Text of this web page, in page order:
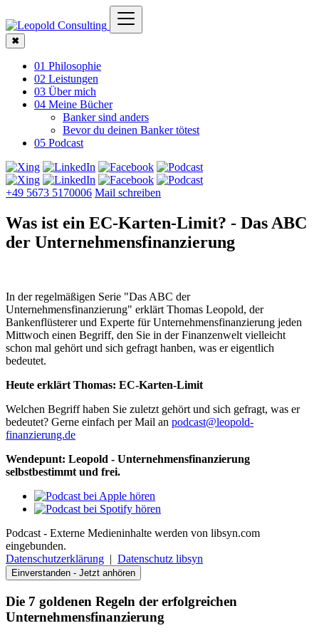
✖
01 Philosophie
02 Leistungen
03 Über mich
04 Meine Bücher
Banker sind anders
Bevor du deinen Banker tötest
05 Podcast
+49 5673 5170006 Mail schreiben
Was ist ein EC-Karten-Limit? - Das ABC
der Unternehmens­finanzierung
In der regelmäßigen Serie "Das ABC der
Unternehmensfinanzierung" erklärt Thomas Leopold, der
Bankenflüsterer und Experte für Unternehmensfinanzierung jeden
Mittwoch einen Begriff, den Sie in der Finanzenwelt vielleicht
schon mal gehört und sich gefragt hanben, was er eigentlich
bedeutet.
Heute erklärt Thomas: EC-Karten-Limit
Welchen Begriff haben Sie zuletzt gehört und sich gefragt, was er
bedeutet? Gerne einfach per Mail an podcast@leopold-
finanzierung.de
Wendepunt: Leopold - Unternehmensfinanzierung
selbstbestimmt und frei.
Podcast - Externe Medieninhalte werden von libsyn.com
eingebunden.
Datenschutzerklärung | Datenschutz libsyn
Einverstanden - Jetzt anhören
Die 7 goldenen Regeln der erfolgreichen
Unternehmensfinanzierung